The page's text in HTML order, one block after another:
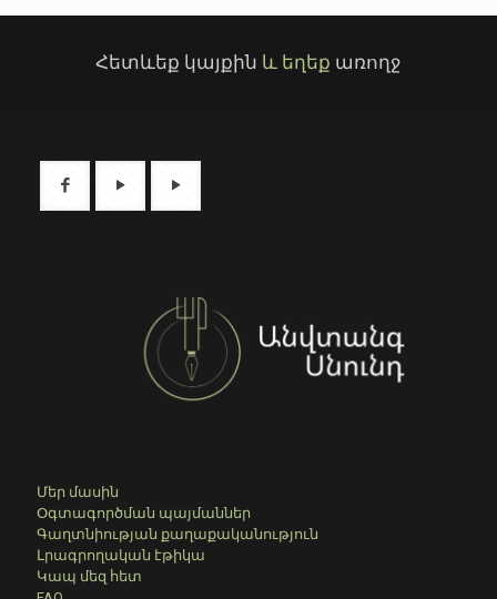
Հետևեք կայքին և եղեք առողջ
Մեր մասին
Օգտագործման պայմաններ
Գաղտնիության քաղաքականություն
Լրագրողական էթիկա
Կապ մեզ հետ